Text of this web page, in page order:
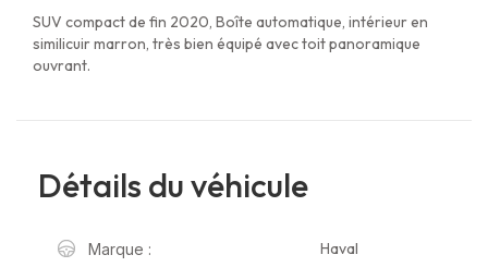
SUV compact de fin 2020, Boîte automatique, intérieur en
similicuir marron, très bien équipé avec toit panoramique
ouvrant.
Détails du véhicule
Marque : Haval